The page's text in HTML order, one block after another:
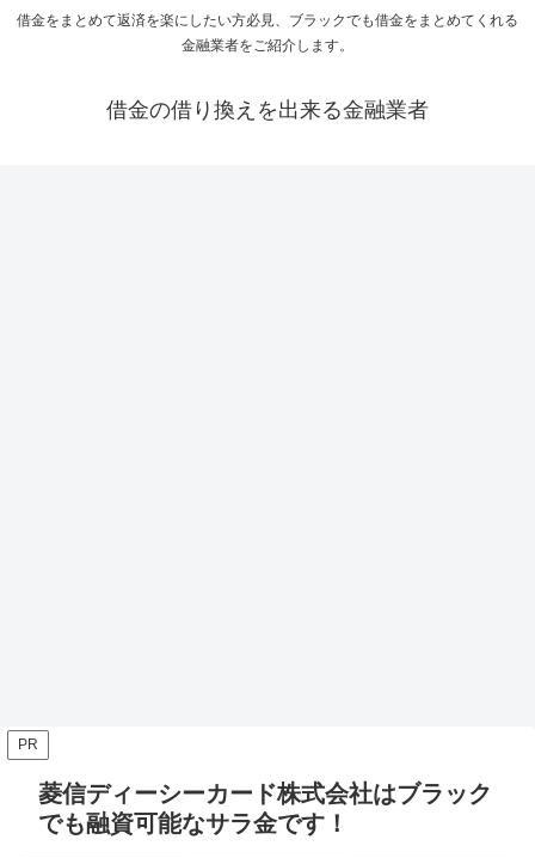
借金をまとめて返済を楽にしたい方必見、ブラックでも借金をまとめてくれる
金融業者をご紹介します。
借金の借り換えを出来る金融業者
PR
菱信ディーシーカード株式会社はブラック
でも融資可能なサラ金です！